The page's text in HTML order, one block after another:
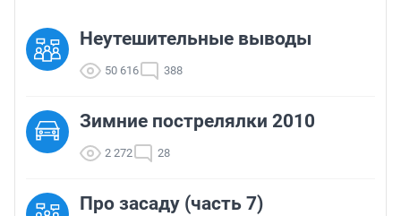
Неутешительные выводы
50 616 388
Зимние пострелялки 2010
2 272 28
Про засаду (часть 7)